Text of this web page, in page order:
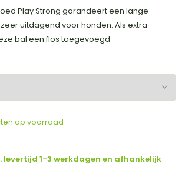
Play Strong garandeert een lange
uitdagend voor honden. Als extra
bal een flos toegevoegd
op voorraad
levertijd 1-3 werkdagen en afhankelijk